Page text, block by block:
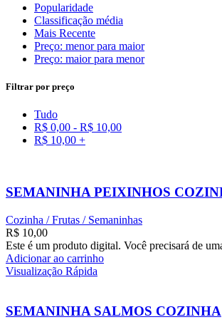
Popularidade
Classificação média
Mais Recente
Preço: menor para maior
Preço: maior para menor
Filtrar por preço
Tudo
R$ 0,00 - R$ 10,00
R$ 10,00 +
SEMANINHA PEIXINHOS
Cozinha / Frutas / Semaninhas
R$ 10,00
Este é um produto digital. Você precisará de
Adicionar ao carrinho
Visualização Rápida
SEMANINHA SALMOS COZINHA